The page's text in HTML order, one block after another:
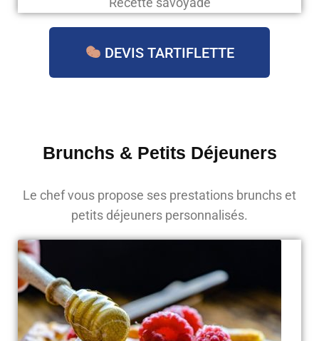
DEVIS TARTIFLETTE
Brunchs & Petits Déjeuners
Le chef vous propose ses prestations brunchs et
petits déjeuners personnalisés.